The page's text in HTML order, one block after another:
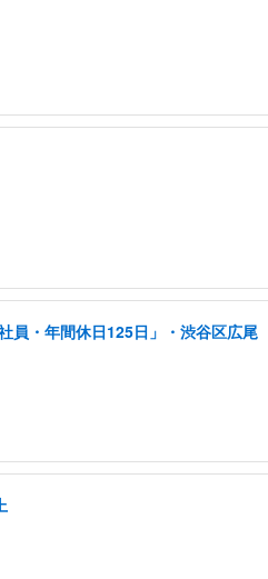
員・年間休日125日」・渋谷区広尾